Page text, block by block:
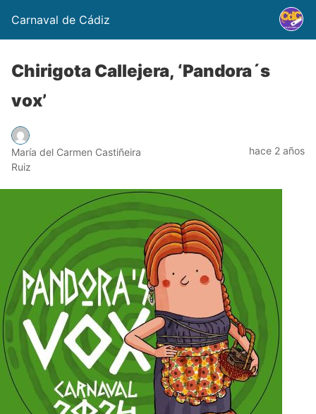
Carnaval de Cádiz
Chirigota Callejera, ‘Pandora´s
vox’
María del Carmen Castiñeira
Ruiz
hace 2 años